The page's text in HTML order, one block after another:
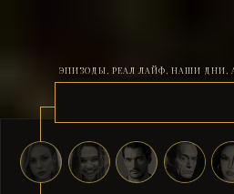
ЭПИЗОДЫ, РЕАЛ ЛАЙФ, НАШИ ДНИ,